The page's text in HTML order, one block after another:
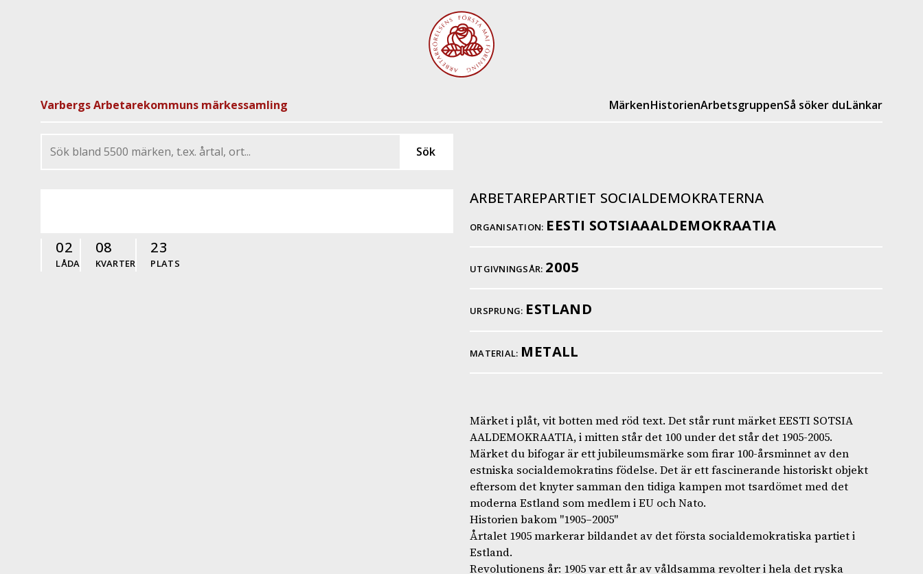
Varbergs Arbetarekommuns märkessamling MärkenHistorienArbetsgruppenSå söker duLänkar
02
LÅDA
08
KVARTER
23
PLATS
ARBETAREPARTIET SOCIALDEMOKRATERNA
ORGANISATION: EESTI SOTSIAAALDEMOKRAATIA
UTGIVNINGSÅR: 2005
URSPRUNG: ESTLAND
MATERIAL: METALL
Märket i plåt, vit botten med röd text. Det står runt märket EESTI SOTSIA
AALDEMOKRAATIA, i mitten står det 100 under det står det 1905-2005.
Märket du bifogar är ett jubileumsmärke som firar 100-årsminnet av den
estniska socialdemokratins födelse. Det är ett fascinerande historiskt objekt
eftersom det knyter samman den tidiga kampen mot tsardömet med det
moderna Estland som medlem i EU och Nato.
Historien bakom "1905–2005"
Årtalet 1905 markerar bildandet av det första socialdemokratiska partiet i
Estland.
Revolutionens år: 1905 var ett år av våldsamma revolter i hela det ryska